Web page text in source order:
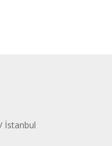
İstanbul